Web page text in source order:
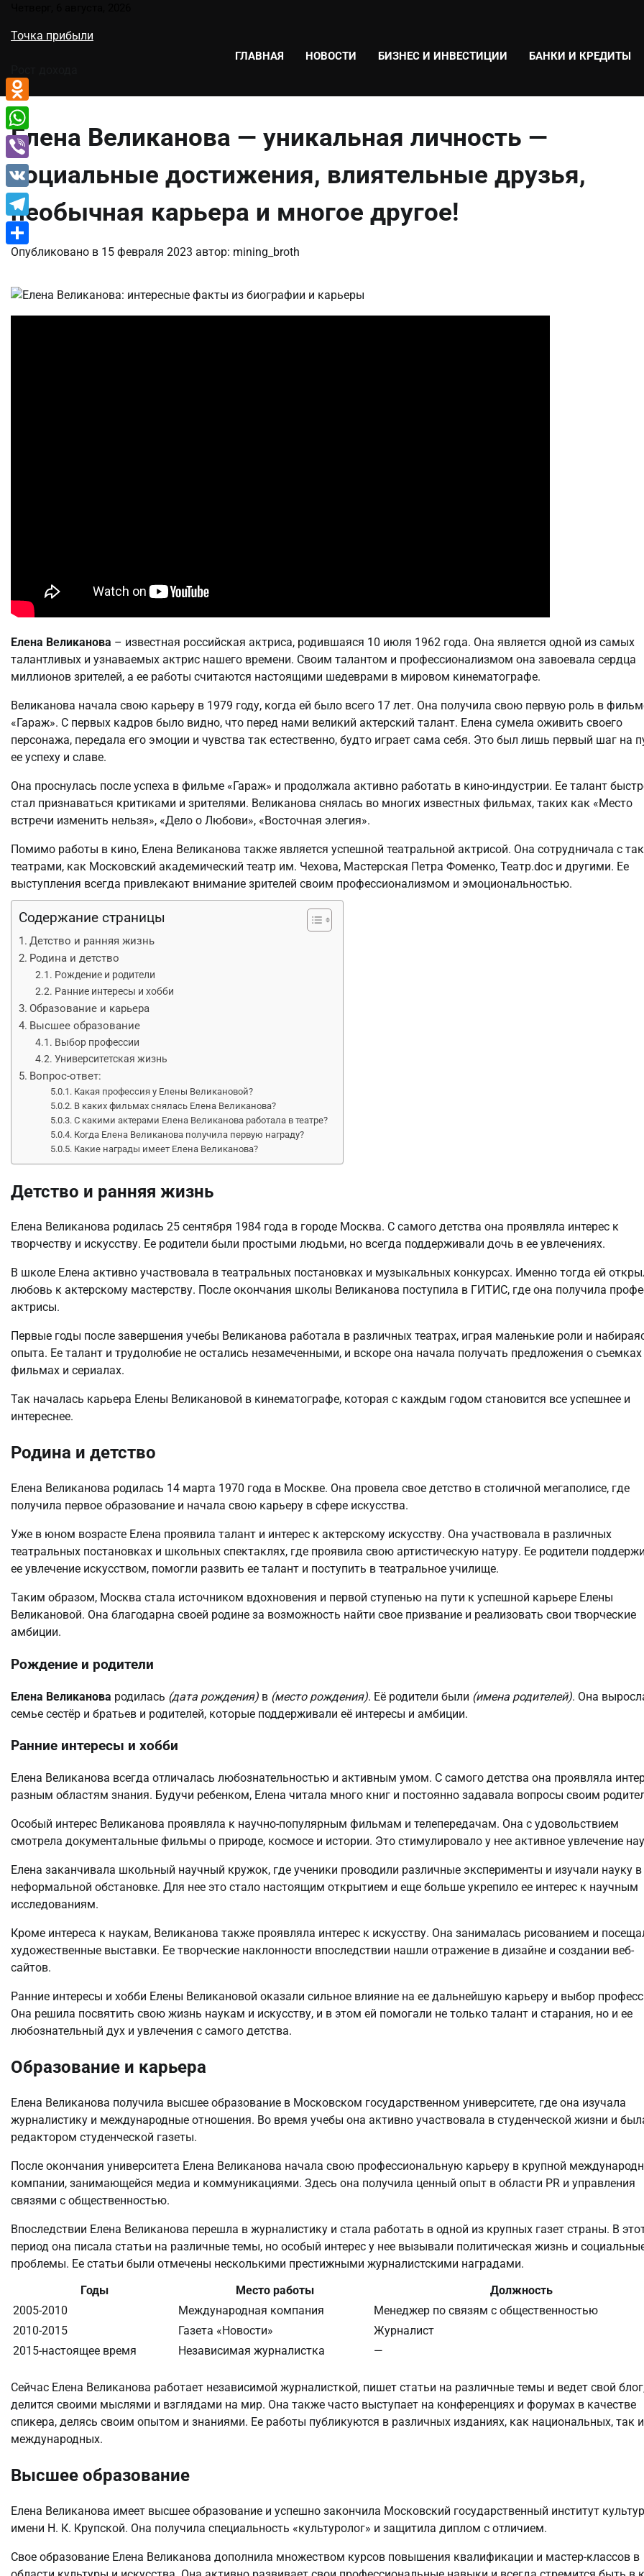
содержимому
Точка прибыли
ГЛАВНАЯ НОВОСТИ БИЗНЕС И ИНВЕСТИЦИИ БАНКИ И КРЕДИТЫ
Елена Великанова — уникальная личность —
социальные достижения, влиятельные друзья,
необычная карьера и многое другое!
Опубликовано в 15 февраля 2023 автор: mining_broth
Елена Великанова – известная российская актриса, родившаяся 10 июля 1962 года. Она является одной из самых
талантливых и узнаваемых актрис нашего времени. Своим талантом и профессионализмом она завоевала сердца
миллионов зрителей, а ее работы считаются настоящими шедеврами в мировом кинематографе.
Великанова начала свою карьеру в 1979 году, когда ей было всего 17 лет. Она получила свою первую роль в
«Гараж». С первых кадров было видно, что перед нами великий актерский талант. Елена сумела оживить своего
персонажа, передала его эмоции и чувства так естественно, будто играет сама себя. Это был лишь первый шаг на
ее успеху и славе.
Она проснулась после успеха в фильме «Гараж» и продолжала активно работать в кино-индустрии. Ее талант
стал признаваться критиками и зрителями. Великанова снялась во многих известных фильмах, таких как «Место
встречи изменить нельзя», «Дело о Любови», «Восточная элегия».
Помимо работы в кино, Елена Великанова также является успешной театральной актрисой. Она сотрудничала с
театрами, как Московский академический театр им. Чехова, Мастерская Петра Фоменко, Театр.doc и другими. Ее
выступления всегда привлекают внимание зрителей своим профессионализмом и эмоциональностью.
Содержание страницы
Детство и ранняя жизнь
Родина и детство
Рождение и родители
Ранние интересы и хобби
Образование и карьера
Высшее образование
Выбор профессии
Университетская жизнь
Вопрос-ответ:
Какая профессия у Елены Великановой?
В каких фильмах снялась Елена Великанова?
С какими актерами Елена Великанова работала в театре?
Когда Елена Великанова получила первую награду?
Какие награды имеет Елена Великанова?
Детство и ранняя жизнь
Елена Великанова родилась 25 сентября 1984 года в городе Москва. С самого детства она проявляла интерес к
творчеству и искусству. Ее родители были простыми людьми, но всегда поддерживали дочь в ее увлечениях.
В школе Елена активно участвовала в театральных постановках и музыкальных конкурсах. Именно тогда ей
любовь к актерскому мастерству. После окончания школы Великанова поступила в ГИТИС, где она получила
актрисы.
Первые годы после завершения учебы Великанова работала в различных театрах, играя маленькие роли и
опыта. Ее талант и трудолюбие не остались незамеченными, и вскоре она начала получать предложения о съемках
фильмах и сериалах.
Так началась карьера Елены Великановой в кинематографе, которая с каждым годом становится все успешнее и
интереснее.
Родина и детство
Елена Великанова родилась 14 марта 1970 года в Москве. Она провела свое детство в столичной мегаполисе, где
получила первое образование и начала свою карьеру в сфере искусства.
Уже в юном возрасте Елена проявила талант и интерес к актерскому искусству. Она участвовала в различных
театральных постановках и школьных спектаклях, где проявила свою артистическую натуру. Ее родители
ее увлечение искусством, помогли развить ее талант и поступить в театральное училище.
Таким образом, Москва стала источником вдохновения и первой ступенью на пути к успешной карьере Елены
Великановой. Она благодарна своей родине за возможность найти свое призвание и реализовать свои творческие
амбиции.
Рождение и родители
Елена Великанова родилась (дата рождения) в (место рождения). Её родители были (имена родителей). Она
семье сестёр и братьев и родителей, которые поддерживали её интересы и амбиции.
Ранние интересы и хобби
Елена Великанова всегда отличалась любознательностью и активным умом. С самого детства она проявляла
разным областям знания. Будучи ребенком, Елена читала много книг и постоянно задавала вопросы своим
Особый интерес Великанова проявляла к научно-популярным фильмам и телепередачам. Она с удовольствием
смотрела документальные фильмы о природе, космосе и истории. Это стимулировало у нее активное увлечение
Елена заканчивала школьный научный кружок, где ученики проводили различные эксперименты и изучали науку в
неформальной обстановке. Для нее это стало настоящим открытием и еще больше укрепило ее интерес к научным
исследованиям.
Кроме интереса к наукам, Великанова также проявляла интерес к искусству. Она занималась рисованием и
художественные выставки. Ее творческие наклонности впоследствии нашли отражение в дизайне и создании веб-
сайтов.
Ранние интересы и хобби Елены Великановой оказали сильное влияние на ее дальнейшую карьеру и выбор
Она решила посвятить свою жизнь наукам и искусству, и в этом ей помогали не только талант и старания, но и ее
любознательный дух и увлечения с самого детства.
Образование и карьера
Елена Великанова получила высшее образование в Московском государственном университете, где она изучала
журналистику и международные отношения. Во время учебы она активно участвовала в студенческой жизни и
редактором студенческой газеты.
После окончания университета Елена Великанова начала свою профессиональную карьеру в крупной
компании, занимающейся медиа и коммуникациями. Здесь она получила ценный опыт в области PR и управления
связями с общественностью.
Впоследствии Елена Великанова перешла в журналистику и стала работать в одной из крупных газет страны. В
период она писала статьи на различные темы, но особый интерес у нее вызывали политическая жизнь и
проблемы. Ее статьи были отмечены несколькими престижными журналистскими наградами.
Годы
Место работы
Должность
2005-2010
Международная компания
Менеджер по связям с общественностью
2010-2015
Газета «Новости»
Журналист
2015-настоящее время
Независимая журналистка —
Сейчас Елена Великанова работает независимой журналисткой, пишет статьи на различные темы и ведет свой
делится своими мыслями и взглядами на мир. Она также часто выступает на конференциях и форумах в качестве
спикера, делясь своим опытом и знаниями. Ее работы публикуются в различных изданиях, как национальных, так и
международных.
Высшее образование
Елена Великанова имеет высшее образование и успешно закончила Московский государственный институт
имени Н. К. Крупской. Она получила специальность «культуролог» и защитила диплом с отличием.
Свое образование Елена Великанова дополнила множеством курсов повышения квалификации и мастер-классов в
Odnoklassniki
WhatsApp
Viber
VK
Telegram
Отправить